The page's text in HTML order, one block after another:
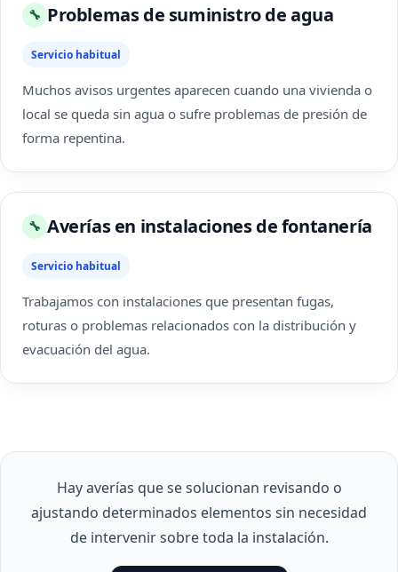
🔧 Problemas de suministro de agua
Servicio habitual
Muchos avisos urgentes aparecen cuando una vivienda o
local se queda sin agua o sufre problemas de presión de
forma repentina.
🔧 Averías en instalaciones de fontanería
Servicio habitual
Trabajamos con instalaciones que presentan fugas,
roturas o problemas relacionados con la distribución y
evacuación del agua.
Hay averías que se solucionan revisando o
ajustando determinados elementos sin necesidad
de intervenir sobre toda la instalación.